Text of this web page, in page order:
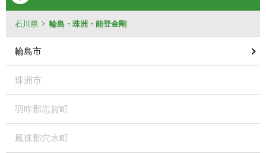
石川県 輪島・珠洲・能登金剛
輪島市
珠洲市
羽咋郡志賀町
鳳珠郡穴水町